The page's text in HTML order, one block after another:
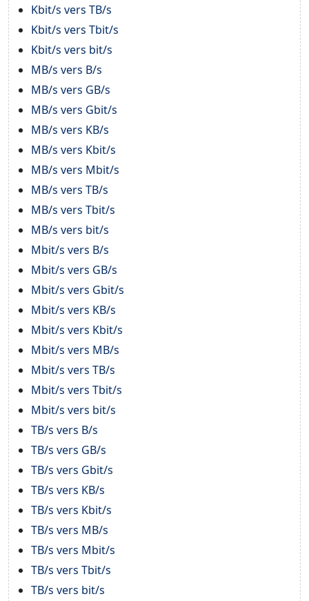
Kbit/s vers TB/s
Kbit/s vers Tbit/s
Kbit/s vers bit/s
MB/s vers B/s
MB/s vers GB/s
MB/s vers Gbit/s
MB/s vers KB/s
MB/s vers Kbit/s
MB/s vers Mbit/s
MB/s vers TB/s
MB/s vers Tbit/s
MB/s vers bit/s
Mbit/s vers B/s
Mbit/s vers GB/s
Mbit/s vers Gbit/s
Mbit/s vers KB/s
Mbit/s vers Kbit/s
Mbit/s vers MB/s
Mbit/s vers TB/s
Mbit/s vers Tbit/s
Mbit/s vers bit/s
TB/s vers B/s
TB/s vers GB/s
TB/s vers Gbit/s
TB/s vers KB/s
TB/s vers Kbit/s
TB/s vers MB/s
TB/s vers Mbit/s
TB/s vers Tbit/s
TB/s vers bit/s